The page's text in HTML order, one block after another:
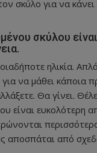
σκύλο για να
σκύλου
ηλικία.
να μάθει κάποια
Θα γίνει.
είναι ευκολότερη
αποσπάται από